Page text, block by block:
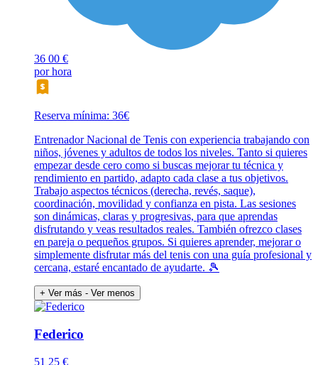
36 00 €
por hora
Reserva mínima: 36€
Entrenador Nacional de Tenis con experiencia trabajando con
niños, jóvenes y adultos de todos los niveles. Tanto si quieres
empezar desde cero como si buscas mejorar tu técnica y
rendimiento en partido, adapto cada clase a tus objetivos.
Trabajo aspectos técnicos (derecha, revés, saque),
coordinación, movilidad y confianza en pista. Las sesiones
son dinámicas, claras y progresivas, para que aprendas
disfrutando y veas resultados reales. También ofrezco clases
en pareja o pequeños grupos. Si quieres aprender, mejorar o
simplemente disfrutar más del tenis con una guía profesional y
cercana, estaré encantado de ayudarte. 🎾
+ Ver más - Ver menos
Federico
51 25 €